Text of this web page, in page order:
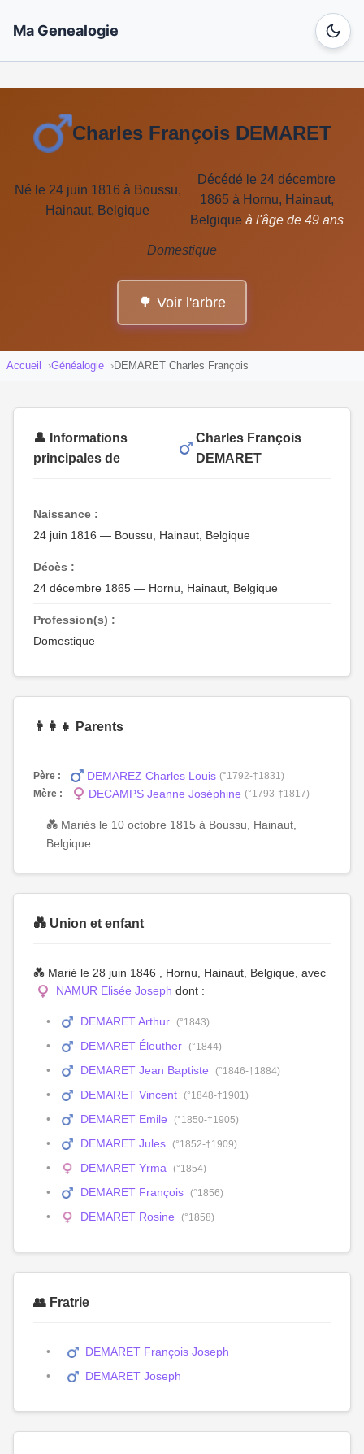
Ma Genealogie
Charles François DEMARET
Né le 24 juin 1816 à Boussu,
Hainaut, Belgique
Décédé le 24 décembre
1865 à Hornu, Hainaut,
Belgique à l'âge de 49 ans
Domestique
🌳 Voir l'arbre
Accueil Généalogie DEMARET Charles François
👤 Informations
principales de
Charles François
DEMARET
Naissance :
24 juin 1816 — Boussu, Hainaut, Belgique
Décès :
24 décembre 1865 — Hornu, Hainaut, Belgique
Profession(s) :
Domestique
👨‍👩‍👧 Parents
Père : DEMAREZ Charles Louis (°1792-†1831)
Mère :
DECAMPS Jeanne Joséphine (°1793-†1817)
💑 Mariés le 10 octobre 1815 à Boussu, Hainaut,
Belgique
💑 Union et enfant
💑 Marié le 28 juin 1846 , Hornu, Hainaut, Belgique, avec
NAMUR Elisée Joseph dont :
DEMARET Arthur (°1843)
DEMARET Éleuther (°1844)
DEMARET Jean Baptiste (°1846-†1884)
DEMARET Vincent (°1848-†1901)
DEMARET Emile (°1850-†1905)
DEMARET Jules (°1852-†1909)
DEMARET Yrma (°1854)
DEMARET François (°1856)
DEMARET Rosine (°1858)
👥 Fratrie
DEMARET François Joseph
DEMARET Joseph